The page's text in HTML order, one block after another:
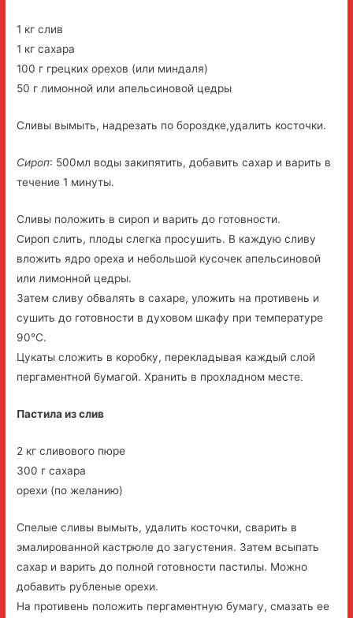
1 кг слив
1 кг сахара
100 г грецких орехов (или миндаля)
50 г лимонной или апельсиновой цедры
Сливы вымыть, надрезать по бороздке,удалить косточки.
Сироп: 500мл воды закипятить, добавить сахар и варить в
течение 1 минуты.
Сливы положить в сироп и варить до готовности.
Сироп слить, плоды слегка просушить. В каждую сливу
вложить ядро ореха и небольшой кусочек апельсиновой
или лимонной цедры.
Затем сливу обвалять в сахаре, уложить на противень и
сушить до готовности в духовом шкафу при температуре
90°C.
Цукаты сложить в коробку, перекладывая каждый слой
пергаментной бумагой. Хранить в прохладном месте.
Пастила из слив
2 кг сливового пюре
300 г сахара
орехи (по желанию)
Спелые сливы вымыть, удалить косточки, сварить в
эмалированной кастрюле до загустения. Затем всыпать
сахар и варить до полной готовности пастилы. Можно
добавить рубленые орехи.
На противень положить пергаментную бумагу, смазать ее